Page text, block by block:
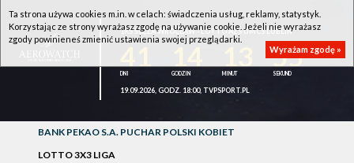
1KS ŚLĘZA WROCŁAW - LOTTO AZS UMCS LUBLIN
55
19.09.2026, GODZ. 18:00, TVPSPORT.PL
BANK PEKAO S.A. PUCHAR POLSKI KOBIET
LOTTO 3X3 LIGA
Ta strona używa cookies m.in. w celach: świadczenia usług, reklamy, statystyk.
Korzystając ze strony wyrażasz zgodę na używanie cookie. Jeżeli nie wyrażasz
zgody powinieneś zmienić ustawienia swojej przeglądarki.
Wyrażam zgodę »